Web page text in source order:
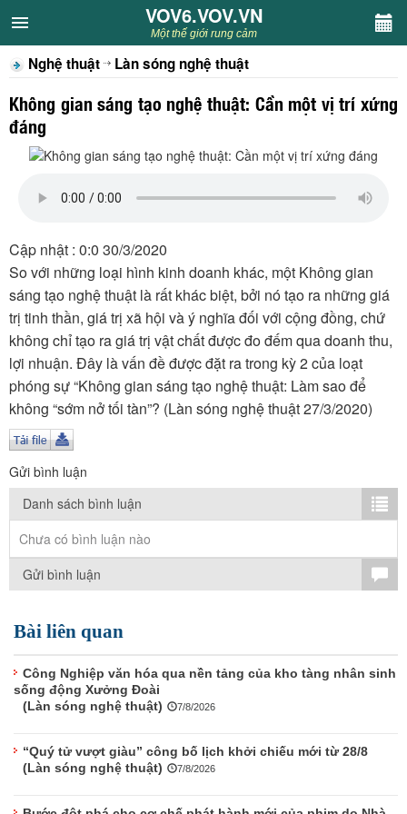
VOV6.VOV.VN
CHUYÊN MỤC
Khách VOV6
Văn học
Sân khấu
Thiếu nhi
Kết nối VOV6
TÌM KIẾM
Vận hành bởi QI Corp
VOV6.VOV.VN
Một thế giới rung cảm
Nghệ thuật Làn sóng nghệ thuật
Không gian sáng tạo nghệ thuật: Cần một vị trí xứng
đáng
Cập nhật : 0:0 30/3/2020
So với những loại hình kinh doanh khác, một Không gian
sáng tạo nghệ thuật là rất khác biệt, bởi nó tạo ra những giá
trị tinh thần, giá trị xã hội và ý nghĩa đối với cộng đồng, chứ
không chỉ tạo ra giá trị vật chất được đo đếm qua doanh thu,
lợi nhuận. Đây là vấn đề được đặt ra trong kỳ 2 của loạt
phóng sự “Không gian sáng tạo nghệ thuật: Làm sao để
không “sớm nở tối tàn”? (Làn sóng nghệ thuật 27/3/2020)
Gửi bình luận
Danh sách bình luận
Chưa có bình luận nào
Gửi bình luận
Bài liên quan
Công Nghiệp văn hóa qua nền tảng của kho tàng nhân sinh
sống động Xưởng Đoài
(Làn sóng nghệ thuật)
7/8/2026
“Quý tử vượt giàu” công bố lịch khởi chiếu mới từ 28/8
(Làn sóng nghệ thuật)
7/8/2026